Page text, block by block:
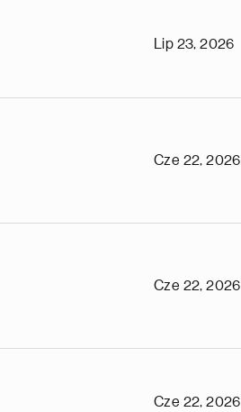
Lip 23, 2026
Cze 22, 2026
Cze 22, 2026
Cze 22, 2026